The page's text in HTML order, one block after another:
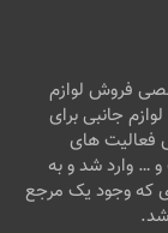
فروش لوازم
ارائه انواع لوازم جانبی برای
فعالیت های
… وارد شد و به
که وجود یک مرجع
شد.